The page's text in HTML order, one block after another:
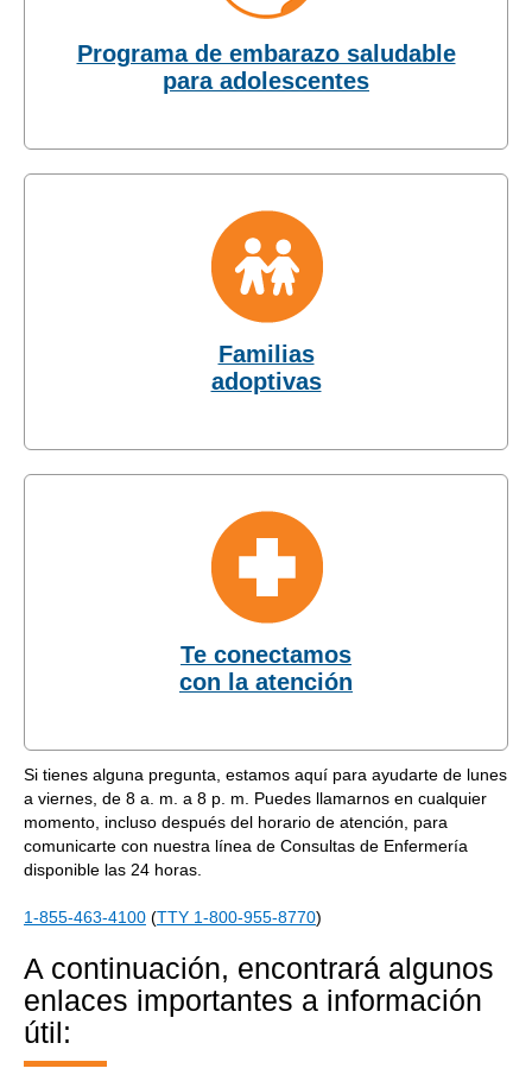
Programa de embarazo saludable
para adolescentes
Familias
adoptivas
Te conectamos
con la atención
Si tienes alguna pregunta, estamos aquí para ayudarte de lunes
a viernes, de 8 a. m. a 8 p. m. Puedes llamarnos en cualquier
momento, incluso después del horario de atención, para
comunicarte con nuestra línea de Consultas de Enfermería
disponible las 24 horas.
1-855-463-4100 (TTY 1-800-955-8770)
A continuación, encontrará algunos
enlaces importantes a información
útil: